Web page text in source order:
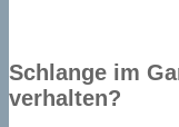
Schlange im
verhalten?